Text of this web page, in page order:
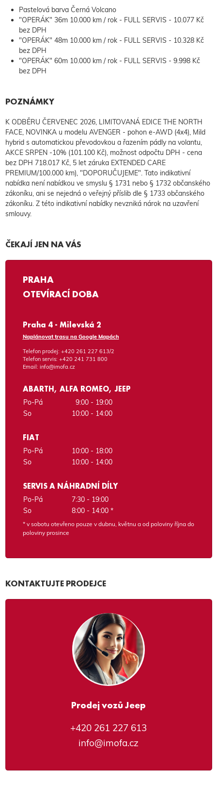
Pastelová barva Černá Volcano
"OPERÁK" 36m 10.000 km / rok - FULL SERVIS - 10.077 Kč
bez DPH
"OPERÁK" 48m 10.000 km / rok - FULL SERVIS - 10.328 Kč
bez DPH
"OPERÁK" 60m 10.000 km / rok - FULL SERVIS - 9.998 Kč
bez DPH
POZNÁMKY
K ODBĚRU ČERVENEC 2026, LIMITOVANÁ EDICE THE NORTH
FACE, NOVINKA u modelu AVENGER - pohon e-AWD (4x4), Mild
hybrid s automatickou převodovkou a řazením pádly na volantu,
AKCE SRPEN -10% (101.100 Kč), možnost odpočtu DPH - cena
bez DPH 718.017 Kč, 5 let záruka EXTENDED CARE
PREMIUM/100.000 km), "DOPORUČUJEME". Tato indikativní
nabídka není nabídkou ve smyslu § 1731 nebo § 1732 občanského
zákoníku, ani se nejedná o veřejný příslib dle § 1733 občanského
zákoníku. Z této indikativní nabídky nevzniká nárok na uzavření
smlouvy.
ČEKAJÍ JEN NA VÁS
PRAHA
OTEVÍRACÍ DOBA
Praha 4 - Milevská 2
Naplánovat trasu na Google Mapách
Telefon prodej: +420 261 227 613/2
Telefon servis: +420 241 731 800
Email: info@imofa.cz
ABARTH, ALFA ROMEO, JEEP
Po-Pá
9:00 - 19:00
So
10:00 - 14:00
FIAT
Po-Pá
10:00 - 18:00
So
10:00 - 14:00
SERVIS A NÁHRADNÍ DÍLY
Po-Pá
7:30 - 19:00
So
8:00 - 14:00 *
* v sobotu otevřeno pouze v dubnu, květnu a od poloviny října do
poloviny prosince
KONTAKTUJTE PRODEJCE
Prodej vozů Jeep
+420 261 227 613
info@imofa.cz